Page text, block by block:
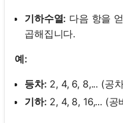
기하수열: 다음 항을
곱해집니다.
예:
등차: 2, 4, 6, 8,... (공
기하: 2, 4, 8, 16,... (공